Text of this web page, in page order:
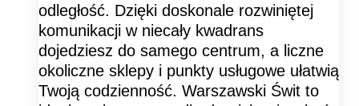
odległość. Dzięki doskonale rozwiniętej
komunikacji w niecały kwadrans
dojedziesz do samego centrum, a liczne
okoliczne sklepy i punkty usługowe ułatwią
Twoją codzienność. Warszawski Świt to